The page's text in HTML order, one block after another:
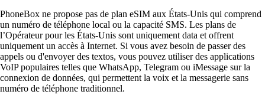
PhoneBox ne propose pas de plan eSIM aux États-Unis qui comprend
un numéro de téléphone local ou la capacité SMS. Les plans de
l’Opérateur pour les États-Unis sont uniquement data et offrent
uniquement un accès à Internet. Si vous avez besoin de passer des
appels ou d'envoyer des textos, vous pouvez utiliser des applications
VoIP populaires telles que WhatsApp, Telegram ou iMessage sur la
connexion de données, qui permettent la voix et la messagerie sans
numéro de téléphone traditionnel.